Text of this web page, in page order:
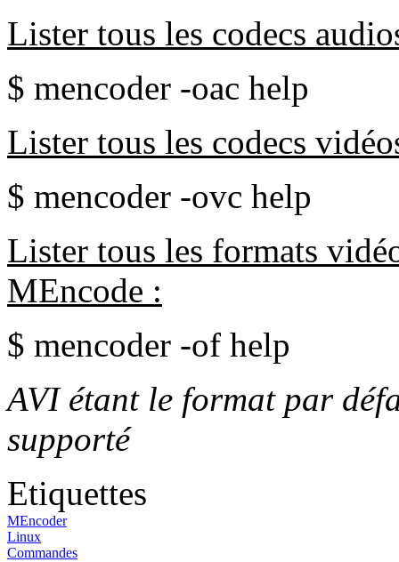
Lister tous les codecs
$ mencoder -oac help
Lister tous les codecs
$ mencoder -ovc help
Lister tous les formats
MEncode :
$ mencoder -of help
AVI étant le format par
supporté
Etiquettes
MEncoder
Linux
Commandes